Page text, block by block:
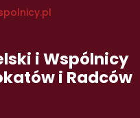
i Wspólnicy
i Radców